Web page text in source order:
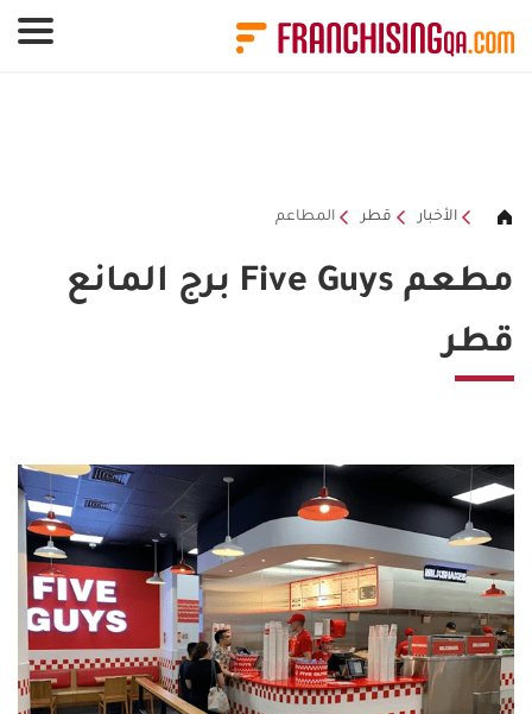
الأخبار قطر المطاعم
مطعم Five Guys برج المانع
قطر
لوحة إدارة ملفات تعريف الارتباط